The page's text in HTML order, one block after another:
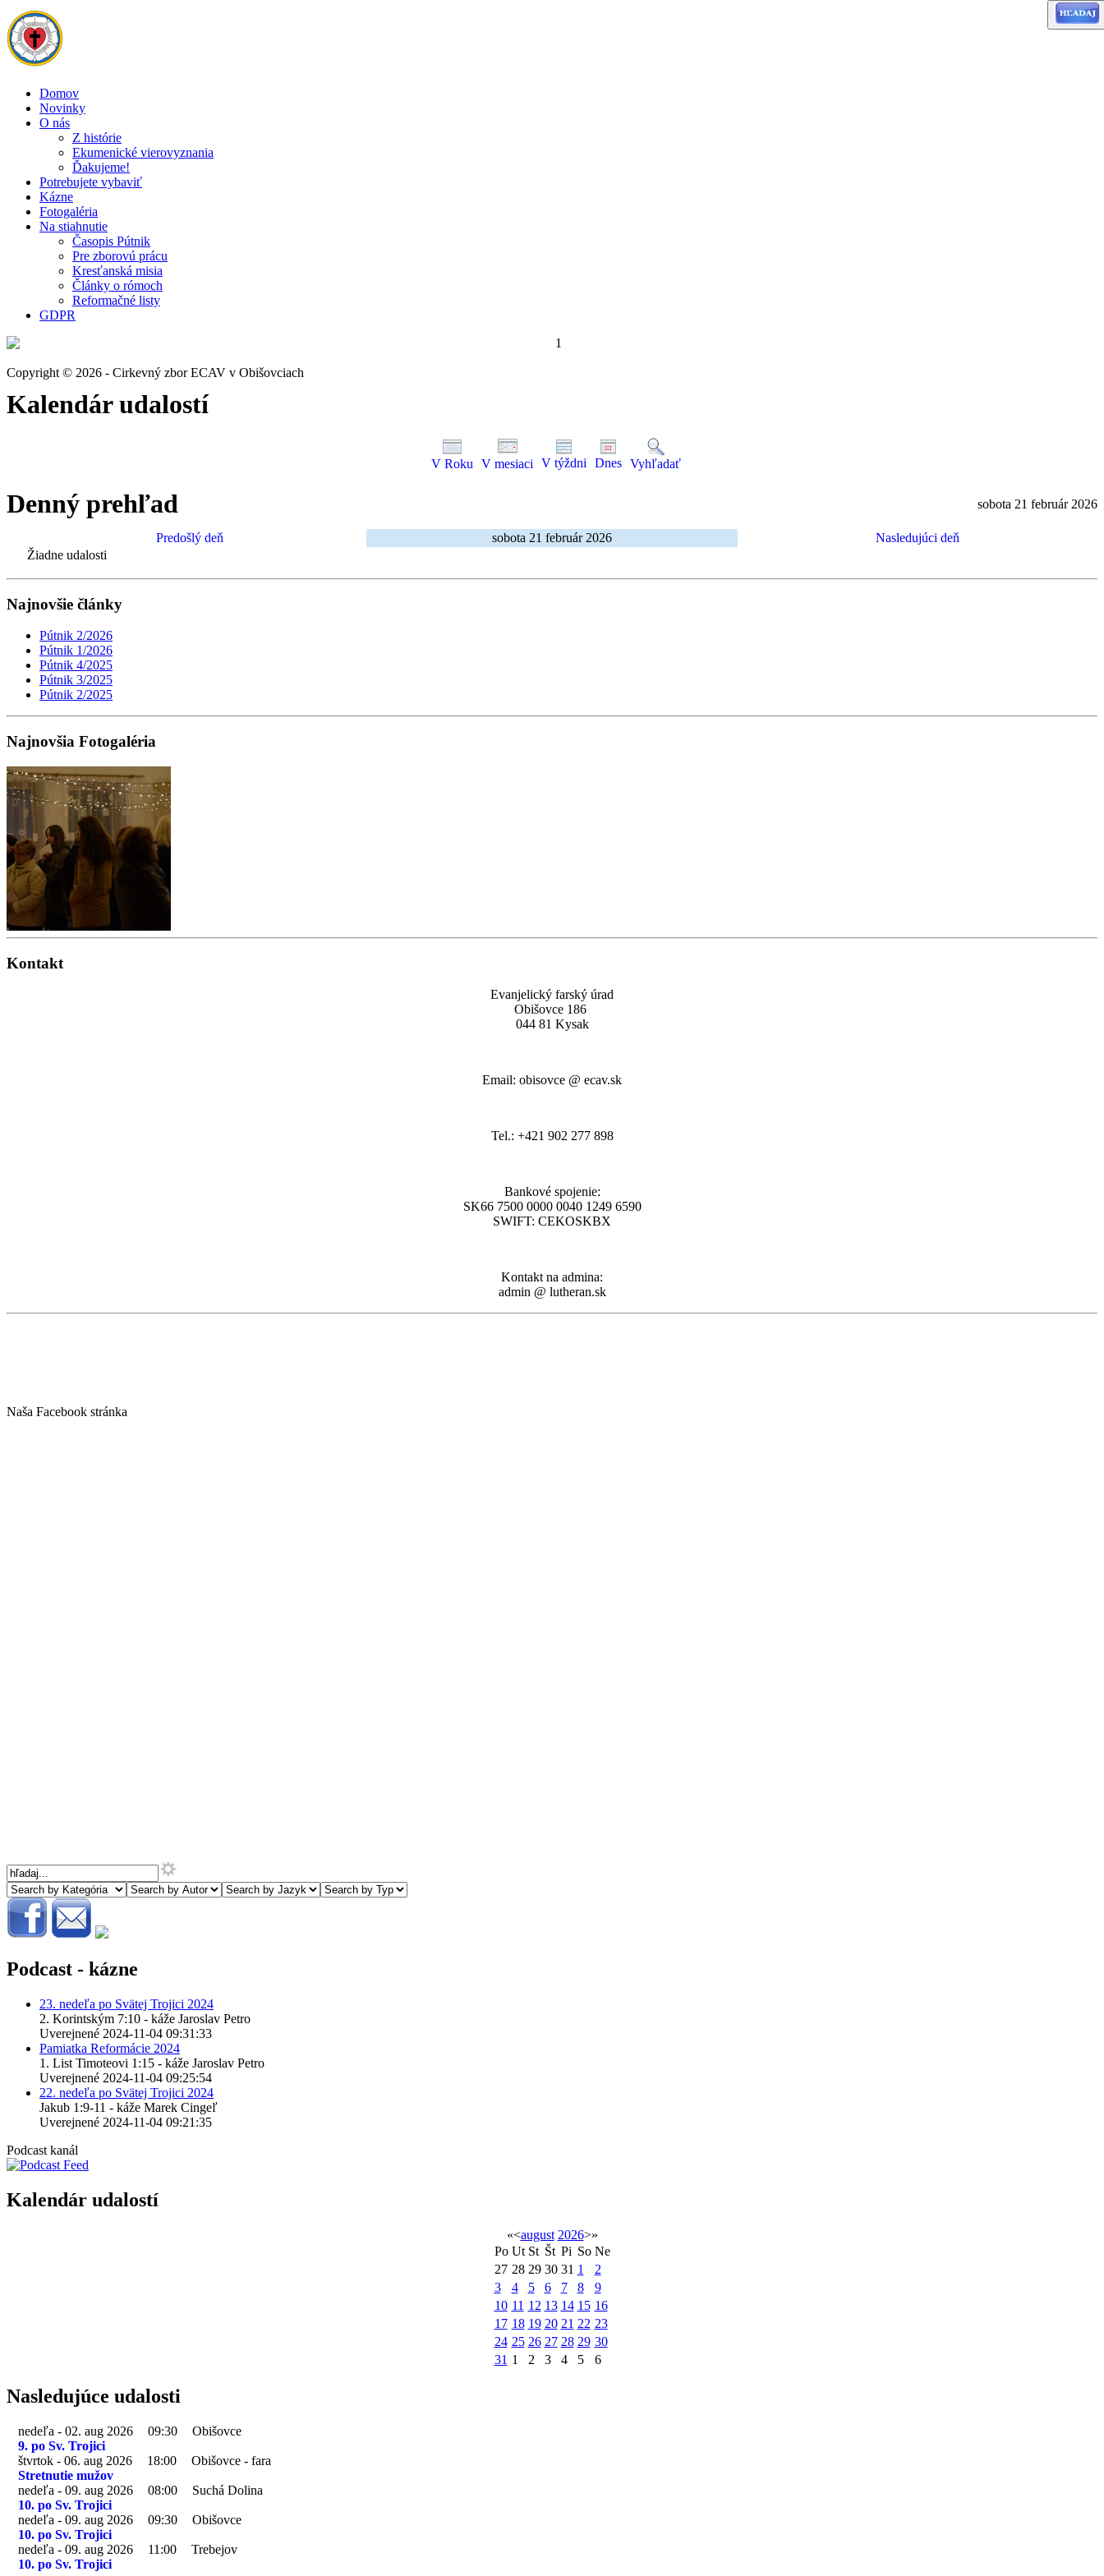
Domov
Novinky
O nás
Z histórie
Ekumenické vierovyznania
Ďakujeme!
Potrebujete vybaviť
Kázne
Fotogaléria
Na stiahnutie
Časopis Pútnik
Pre zborovú prácu
Kresťanská misia
Články o rómoch
Reformačné listy
GDPR
Copyright © 2026 - Cirkevný zbor ECAV v Obišovciach
Kalendár udalostí
V Roku V mesiaci V týždni Dnes Vyhľadať
Denný prehľad sobota 21 február 2026
Predošlý deň sobota 21 február 2026
Nasledujúci deň
Žiadne udalosti
Najnovšie články
Pútnik 2/2026
Pútnik 1/2026
Pútnik 4/2025
Pútnik 3/2025
Pútnik 2/2025
Najnovšia Fotogaléria
Kontakt
Evanjelický farský úrad
Obišovce 186
044 81 Kysak
Email: obisovce @ ecav.sk
Tel.: +421 902 277 898
Bankové spojenie:
SK66 7500 0000 0040 1249 6590
SWIFT: CEKOSKBX
Kontakt na admina:
admin @ lutheran.sk
Naša Facebook stránka
Podcast - kázne
23. nedeľa po Svätej Trojici 2024
2. Korintským 7:10 - káže Jaroslav Petro
Uverejnené 2024-11-04 09:31:33
Pamiatka Reformácie 2024
1. List Timoteovi 1:15 - káže Jaroslav Petro
Uverejnené 2024-11-04 09:25:54
22. nedeľa po Svätej Trojici 2024
Jakub 1:9-11 - káže Marek Cingeľ
Uverejnené 2024-11-04 09:21:35
Podcast kanál
Kalendár udalostí
«<august 2026>»
Po Ut St Št Pi So Ne
27 28 29 30 31 1
2
3
4 5 6 7 8
9
10 11 12 13 14 15 16
17 18 19 20 21 22 23
24 25 26 27 28 29 30
31 1 2 3 4 5 6
Nasledujúce udalosti
nedeľa - 02. aug 2026 09:30
Obišovce
9. po Sv. Trojici
štvrtok - 06. aug 2026
18:00
Obišovce - fara
Stretnutie mužov
nedeľa - 09. aug 2026
08:00
Suchá Dolina
10. po Sv. Trojici
nedeľa - 09. aug 2026
09:30
Obišovce
10. po Sv. Trojici
nedeľa - 09. aug 2026
11:00
Trebejov
10. po Sv. Trojici